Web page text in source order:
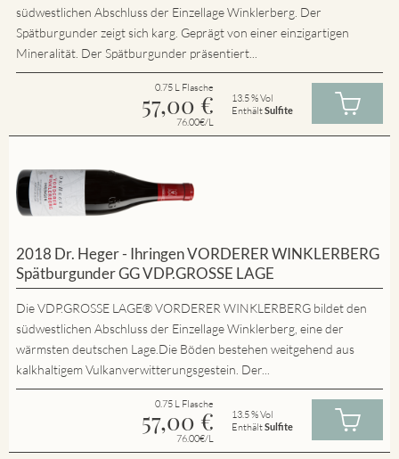
südwestlichen Abschluss der Einzellage Winklerberg. Der
Spätburgunder zeigt sich karg. Geprägt von einer einzigartigen
Mineralität. Der Spätburgunder präsentiert...
0.75 L Flasche
57,00 €
76.00€/L
13.5 % Vol
EnthältSulfite
2018 Dr. Heger - Ihringen VORDERER WINKLERBERG
Spätburgunder GG VDP.GROSSE LAGE
Die VDP.GROSSE LAGE® VORDERER WINKLERBERG bildet den
südwestlichen Abschluss der Einzellage Winklerberg, eine der
wärmsten deutschen Lage.Die Böden bestehen weitgehend aus
kalkhaltigem Vulkanverwitterungsgestein. Der...
0.75 L Flasche
57,00 €
76.00€/L
13.5 % Vol
EnthältSulfite